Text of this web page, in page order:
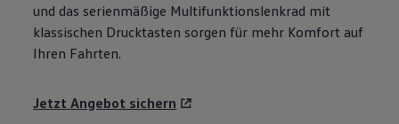
und das serienmäßige Multifunktionslenkrad mit
klassischen Drucktasten sorgen für mehr Komfort auf
Ihren Fahrten.
Jetzt Angebot sichern